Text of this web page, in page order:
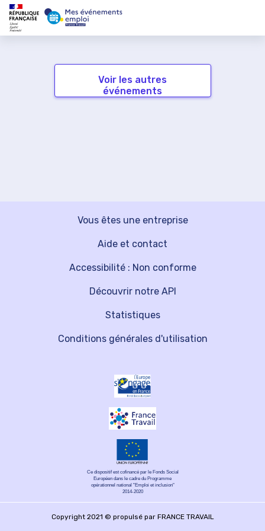
Voir les autres
événements
Vous êtes une entreprise
Découvrir notre API
Aide et contact
Statistiques
Accessibilité : Non conforme
Conditions générales d'utilisation
Ce dispositif est cofinancé par le Fonds Social
Européen dans le cadre du Programme
opérationnel national "Emploi et inclusion"
2014-2020
Copyright 2021 © propulsé par FRANCE TRAVAIL